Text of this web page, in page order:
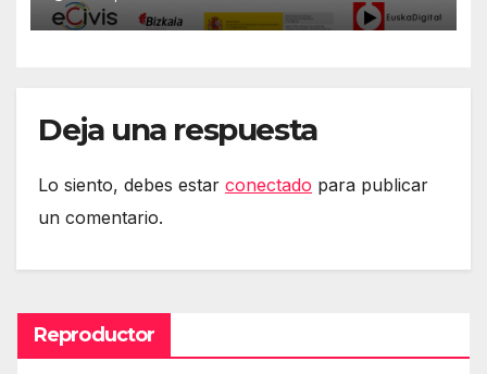
#DerechosEnRed
Deja una respuesta
Lo siento, debes estar conectado para publicar
un comentario.
Reproductor